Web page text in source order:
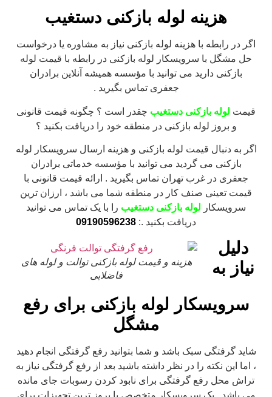
هزینه لوله بازکنی دستغیب
اگر در رابطه با هزینه لوله بازکنی نیاز به مشاوره یا درخواست
حل مشگل با سرویسکار لوله بازکنی در رابطه با قیمت لوله
بازکنی دارید می توانید با مؤسسه همیشه آنلاین برادران
جعفری تماس بگیرید .
قیمتلوله بازکنی دستغیبچقدر است ؟ چگونه قیمت قانونی
و بروز لوله بازکنی در منطقه خود را دریافت بکنید ؟
اگر به دنبال قیمت لوله بازکنی و هزینه ارسال سرویسکار لوله
بازکنی می گردید می توانید با مؤسسه خدماتی برادران
جعفری در غرب تهران تماس بگیرید . ارائه قیمت قانونی با
قیمت تعینی صنف کار در منطقه شما می باشد ، ارزان ترین
سرویسکارلوله بازکنی دستغیبرا با یک تماس می توانید
دریافت بکنید .: 09190596238
هزینه و قیمت لوله بازکنی توالت و لوله های
فاضلابی
دلیل
نیاز به
سرویسکار لوله بازکنی برای رفع
مشگل
شاید گرفتگی سبک باشد و شما بتوانید رفع گرفتگی انجام دهید
، اما این نکته را در نظر داشته باشید بعد از رفع گرفتگی نیاز به
تراش محل رفع گرفتگی برای نابود کردن رسوبات جای مانده